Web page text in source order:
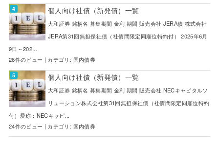
個人向け社債（新発債）一覧
大和証券 銘柄名 募集期間 金利 期間 販売会社 JERA債 株式会社
JERA第31回無担保社債（社債間限定同順位特約付） 2025年6月
9日～202...
26件のビュー | カテゴリ: 国内債券
個人向け社債（新発債）一覧
大和証券 銘柄名 募集期間 金利 期間 販売会社 NECキャピタルソ
リューション株式会社第31回無担保社債（社債間限定同順位特約
付）愛称：NECキャピ...
24件のビュー | カテゴリ: 国内債券